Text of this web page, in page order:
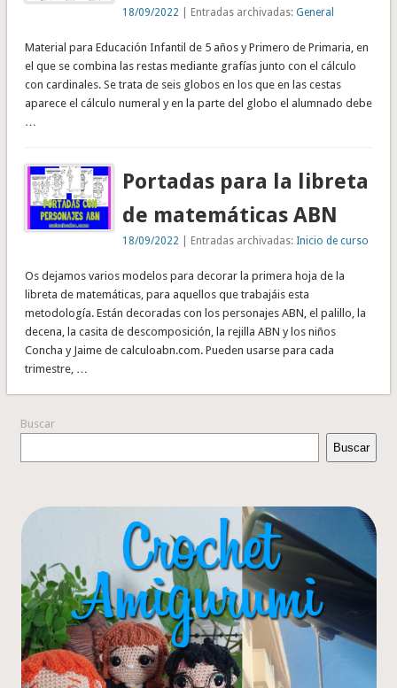
18/09/2022 | Entradas archivadas:General
Material para Educación Infantil de 5 años y Primero de Primaria, en
el que se combina las restas mediante grafías junto con el cálculo
con cardinales. Se trata de seis globos en los que en las cestas
aparece el cálculo numeral y en la parte del globo el alumnado debe
…
Portadas para la libreta
de matemáticas ABN
18/09/2022 | Entradas archivadas: Inicio de curso
Os dejamos varios modelos para decorar la primera hoja de la
libreta de matemáticas, para aquellos que trabajáis esta
metodología. Están decoradas con los personajes ABN, el palillo, la
decena, la casita de descomposición, la rejilla ABN y los niños
Concha y Jaime de calculoabn.com. Pueden usarse para cada
trimestre, …
Buscar
Buscar